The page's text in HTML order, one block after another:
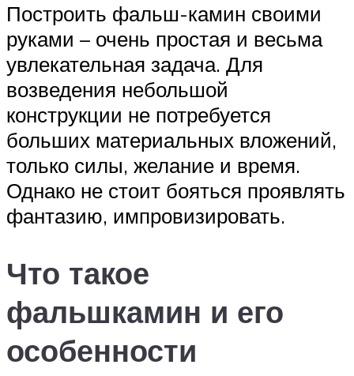
Построить фальш-камин своими
руками – очень простая и весьма
увлекательная задача. Для
возведения небольшой
конструкции не потребуется
больших материальных вложений,
только силы, желание и время.
Однако не стоит бояться проявлять
фантазию, импровизировать.
Что такое
фальшкамин и его
особенности